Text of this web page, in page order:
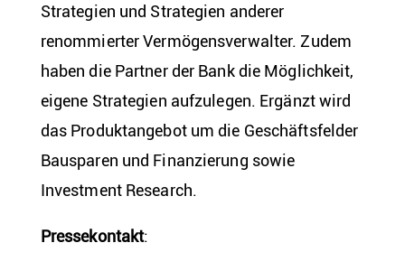
Strategien und Strategien anderer
renommierter Vermögensverwalter. Zudem
haben die Partner der Bank die Möglichkeit,
eigene Strategien aufzulegen. Ergänzt wird
das Produktangebot um die Geschäftsfelder
Bausparen und Finanzierung sowie
Investment Research.
Pressekontakt: